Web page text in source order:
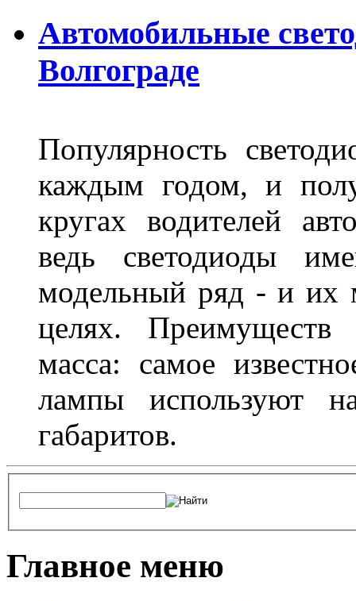
Автомобильные
Волгограде
Популярность
каждым годом, и
кругах водителей
ведь светодиоды
модельный ряд - и их
целях.
масса: самое
лампы используют
габаритов.
Главное меню